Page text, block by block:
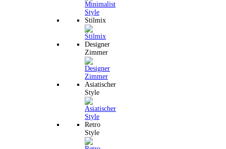
Stilmix
Designer
Zimmer
Asiatischer
Style
Retro
Style